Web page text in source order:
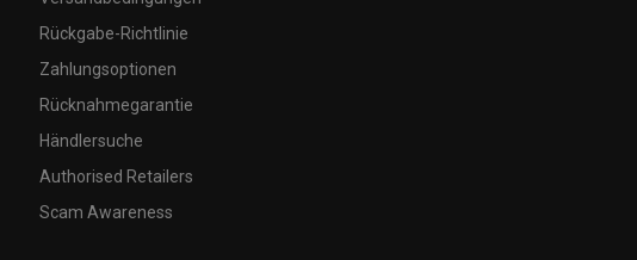
Rückgabe-Richtlinie
Zahlungsoptionen
Rücknahmegarantie
Händlersuche
Authorised Retailers
Scam Awareness